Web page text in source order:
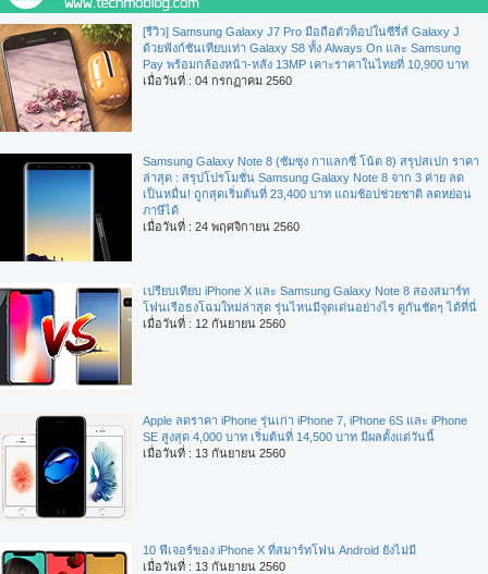
[รีวิว] Samsung Galaxy J7 Pro มือถือตัวท็อปในซีรี่ส์ Galaxy J
ด้วยฟังก์ชันเทียบเท่า Galaxy S8 ทั้ง Always On และ Samsung
Pay พร้อมกล้องหน้า-หลัง 13MP เคาะราคาในไทยที่ 10,900 บาท
เมื่อวันที่ : 04 กรกฏาคม 2560
Samsung Galaxy Note 8 (ซัมซุง กาแลกซี่ โน้ต 8) สรุปสเปก ราคา
ล่าสุด : สรุปโปรโมชั่น Samsung Galaxy Note 8 จาก 3 ค่าย ลด
เป็นหมื่น! ถูกสุดเริ่มต้นที่ 23,400 บาท แถมช้อปช่วยชาติ ลดหย่อน
ภาษีได้
เมื่อวันที่ : 24 พฤศจิกายน 2560
เปรียบเทียบ iPhone X และ Samsung Galaxy Note 8 สองสมาร์ท
โฟนเรือธงโฉมใหม่ล่าสุด รุ่นไหนมีจุดเด่นอย่างไร ดูกันชัดๆ ได้ที่นี่
เมื่อวันที่ : 12 กันยายน 2560
Apple ลดราคา iPhone รุ่นเก่า iPhone 7, iPhone 6S และ iPhone
SE สูงสุด 4,000 บาท เริ่มต้นที่ 14,500 บาท มีผลตั้งแต่วันนี้
เมื่อวันที่ : 13 กันยายน 2560
10 ฟีเจอร์ของ iPhone X ที่สมาร์ทโฟน Android ยังไม่มี
เมื่อวันที่ : 13 กันยายน 2560